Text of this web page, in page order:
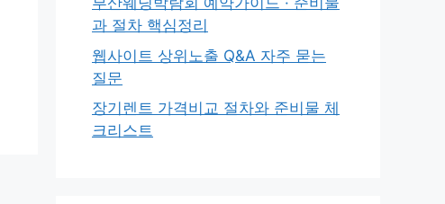
과 절차 핵심정리
웹사이트 상위노출 Q&A 자주 묻는
질문
장기렌트 가격비교 절차와 준비물 체
크리스트